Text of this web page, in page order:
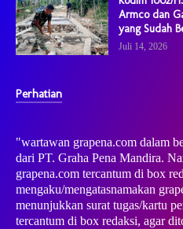
Armco dan
yang Sudah
Juli 14, 2026
Perhatian
"wartawan grapena.com dalam
dari PT. Graha Pena Mandira.
grapena.com tercantum di box
mengaku/mengatasnamakan
menunjukkan surat tugas/kartu
tercantum di box redaksi, agar